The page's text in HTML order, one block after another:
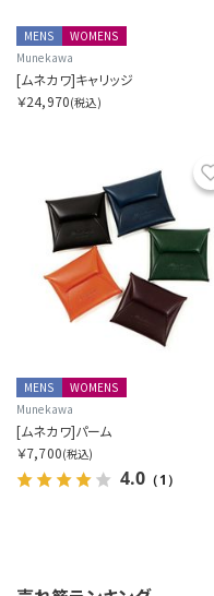
全色
商品表示を指定する
MENS
WOMENS
Munekawa
[ムネカワ]キャリッジ
￥24,970(税込)
MENS
WOMENS
Munekawa
[ムネカワ]パーム
￥7,700(税込)
4.0 （1）